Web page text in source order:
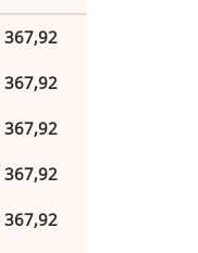
367,92
367,92
367,92
367,92
367,92